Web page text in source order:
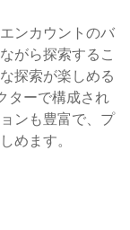
ンカウントのバ
がら探索するこ
探索が楽しめる
ターで構成され
ンも豊富で、プ
めます。